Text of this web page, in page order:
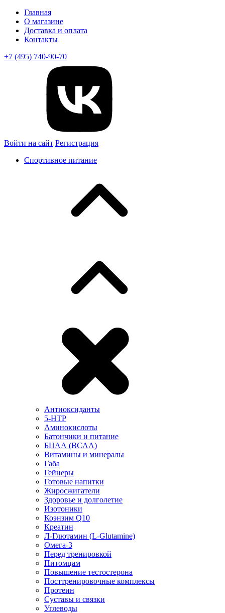
Главная
О магазине
Доставка и оплата
Контакты
+7 (495) 740-90-70
Войти на сайт Регистрация
Спортивное питание
Антиоксиданты
5-HTP
Аминокислоты
Батончики и питание
БЦАА (BCAA)
Витамины и минералы
Габа
Гейнеры
Готовые напитки
Жиросжигатели
Здоровье и долголетие
Изотоники
Коэнзим Q10
Креатин
Л-Глютамин (L-Glutamine)
Омега-3
Перед тренировкой
Питомцам
Повышение тестостерона
Посттренировочные комплексы
Протеин
Суставы и связки
Углеводы